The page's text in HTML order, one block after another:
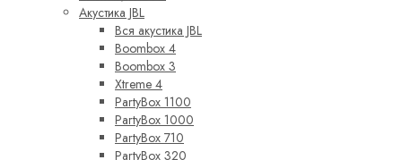
Акустика JBL
Вся акустика JBL
Boombox 4
Boombox 3
Xtreme 4
PartyBox 1100
PartyBox 1000
PartyBox 710
PartyBox 320